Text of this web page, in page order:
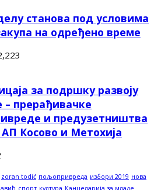
станова под условима
на одређено време
за подршку развоју
прерађивачке
и предузетништва
Косово и Метохија
zoran todić пољопривреда избори 2019 нова